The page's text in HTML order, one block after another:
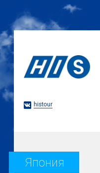
histour
Япония